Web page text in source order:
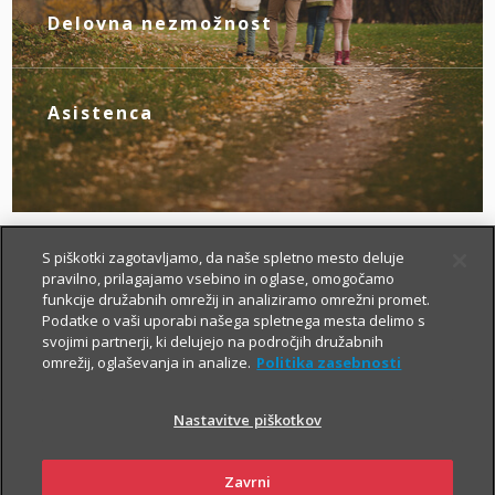
novim življenjskim okoliščinam.
Delovna nezmožnost
Z zagotovljenim nadomestilom za izpad
dohodka poskrbite zase, če zaradi
bolezni ali nezgode izgubite zmožnost za
delo.
Asistenca
Tu smo za vas – da boste v primeru
nezgode hitreje prišli do specialista, bolj
brezskrbno potovali po svetu in pridobili
drugo zdravniško mnenje.
Kako si lahko prilagodim
življenjsko zavarovanje?
S piškotki zagotavljamo, da naše spletno mesto deluje
pravilno, prilagajamo vsebino in oglase, omogočamo
funkcije družabnih omrežij in analiziramo omrežni promet.
Podatke o vaši uporabi našega spletnega mesta delimo s
svojimi partnerji, ki delujejo na področjih družabnih
omrežij, oglaševanja in analize. Politika zasebnosti
Nastavitve piškotkov
Zavrni